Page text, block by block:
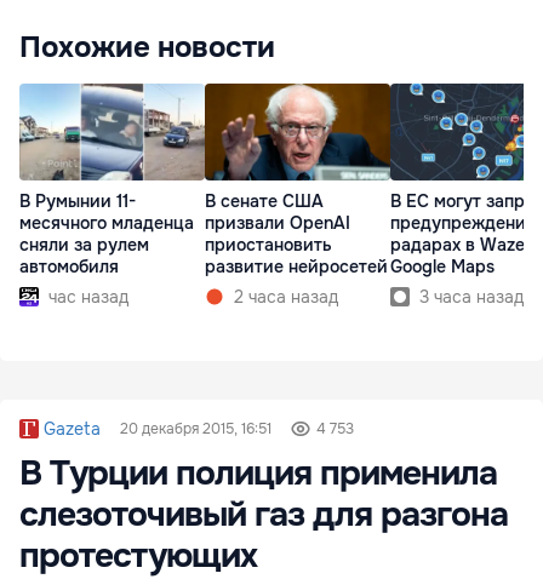
Похожие новости
В Румынии 11-
месячного младенца
сняли за рулем
автомобиля
час назад
В сенате США
призвали OpenAI
приостановить
развитие нейросетей
2 часа назад
В ЕС могут
предупреждения
радарах в Waze и
Google Maps
3 часа назад
Gazeta 20 декабря 2015, 16:51 4 753
В Турции полиция применила
слезоточивый газ для разгона
протестующих